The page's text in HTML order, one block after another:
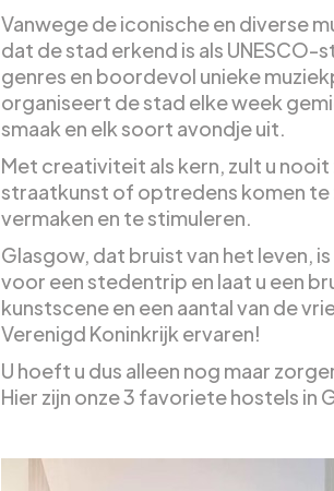
Vanwege de iconische en diverse
dat de stad erkend is als UNESCO-
genres en boordevol unieke
organiseert de stad elke week
smaak en elk soort avondje uit.
Met creativiteit als kern, zult u
straatkunst of optredens komen
vermaken en te stimuleren.
Glasgow, dat bruist van het leven,
voor een stedentrip en laat u een
kunstscene en een aantal van de
Verenigd Koninkrijk ervaren!
U hoeft u dus alleen nog maar
Hier zijn onze 3 favoriete hostels in